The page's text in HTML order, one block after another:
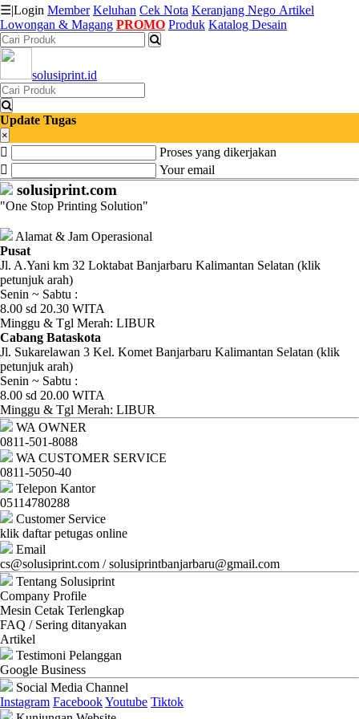
Katalog
Produk
Petugas
Riwayat
Transaksi
Tagihan
Berjalan
Pembayaran
Pendapatan
Fee
Ganti
Password
Logout
☰|Login Member Keluhan Cek Nota Keranjang Nego Artikel
Lowongan & Magang PROMO Produk Katalog Desain
solusiprint.id
Update Tugas
×
Proses yang dikerjakan
Your email
solusiprint.com
"One Stop Printing Solution"
Alamat & Jam Operasional
Pusat
Jl. A.Yani km 32 Loktabat Banjarbaru Kalimantan Selatan (klik
petunjuk arah)
Senin ~ Sabtu :
8.00 sd 20.30 WITA
Minggu & Tgl Merah: LIBUR
Cabang Bataskota
Jl. Sukarelawan 3 Kel. Komet Banjarbaru Kalimantan Selatan (klik
petunjuk arah)
Senin ~ Sabtu :
8.00 sd 20.00 WITA
Minggu & Tgl Merah: LIBUR
WA OWNER
0811-501-8088
WA CUSTOMER SERVICE
0811-5050-40
Telepon Kantor
05114780288
Customer Service
klik daftar petugas online
Email
cs@solusiprint.com / solusiprintbanjarbaru@gmail.com
Tentang Solusiprint
Company Profile
Mesin Cetak Terlengkap
FAQ / Sering ditanyakan
Artikel
Testimoni Pelanggan
Google Business
Social Media Channel
Instagram FacebookYoutube Tiktok